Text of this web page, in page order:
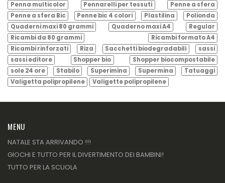
Penna multicolor
Pennarelli per tessuti
Penne a sfera
Penne a sfera Bic
Penne bic 4 colori Plastilina
Polionda
Quaderni maxi 80 grammi
Quaderno maxi A4
Regular
Ricambi da 80 grammi
Ricambi formato A4
Ricambi rinforzati
Riza Sacchetti biodegradabili
sassi
sassi editore
Shopper bio
Shopper biocompostabile
sole 24 ore
Stabilo Superimina Supermina
Tatuaggi
Valigetta polipropilene
Valigette polipropilene
MENU
NATALE STA ARRIVANDO !!!
GIOCHI E TUTTO PER IL DIVERTIMENTO DEI BAMBINI!
TUTTO PER LA SCUOLA